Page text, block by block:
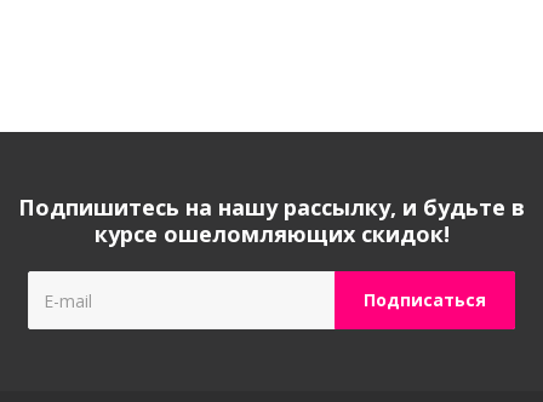
Подпишитесь на нашу рассылку, и будьте в
курсе ошеломляющих скидок!